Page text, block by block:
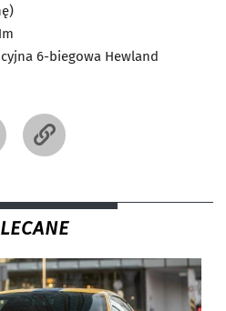
6-biegowa Hewland